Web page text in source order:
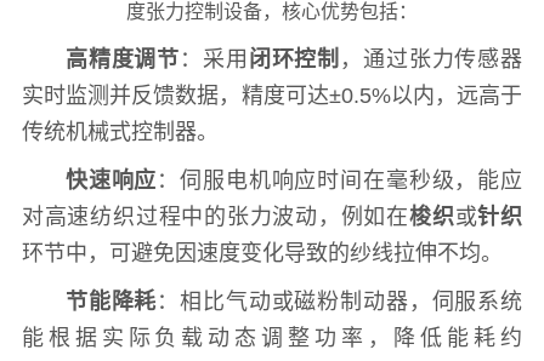
度张力控制设备，核心优势包括：
高精度调节 ：采用 闭环控制 ，通过张力传感器
实时监测并反馈数据，精度可达±0.5%以内，远高于
传统机械式控制器。
快速响应 ：伺服电机响应时间在毫秒级，能应
对高速纺织过程中的张力波动，例如在梭织或针织
环节中，可避免因速度变化导致的纱线拉伸不均。
节能降耗 ：相比气动或磁粉制动器，伺服系统
能根据实际负载动态调整功率，降低能耗约